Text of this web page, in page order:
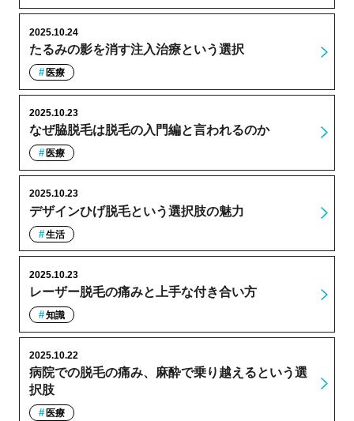
たるみの影を消す注入治療という選択
2025.10.24
医療
なぜ脇脱毛は脱毛の入門編と言われるのか
2025.10.23
医療
デザインひげ脱毛という選択肢の魅力
2025.10.23
生活
レーザー脱毛の痛みと上手な付き合い方
2025.10.23
知識
病院での脱毛の痛み、麻酔で乗り越えるという選
択肢
2025.10.22
医療